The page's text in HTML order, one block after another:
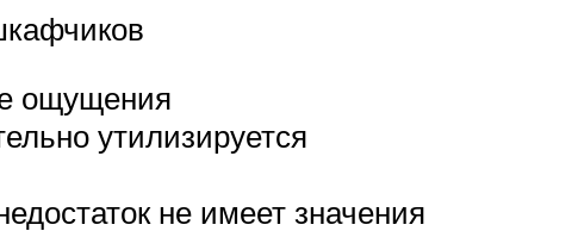
ощущения
утилизируется
не имеет значения